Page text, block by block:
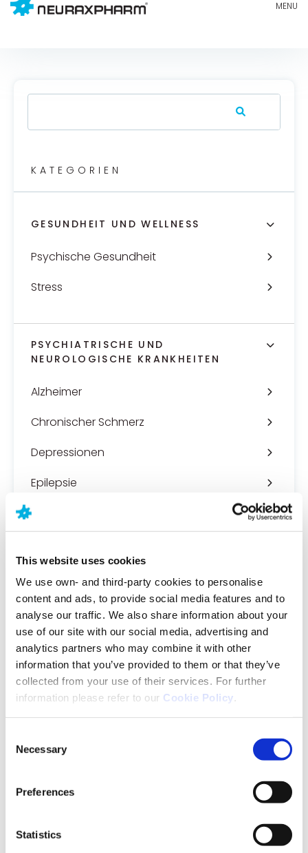
This website uses cookies
We use own- and third-party cookies to personalise
content and ads, to provide social media features and to
analyse our traffic. We also share information about your
use of our site with our social media, advertising and
analytics partners who may combine it with other
information that you’ve provided to them or that they’ve
collected from your use of their services. For further
information please refer to our Cookie Policy.
Selection
Necessary
Preferences
Statistics
KATEGORIEN
GESUNDHEIT UND WELLNESS
Psychische Gesundheit
Stress
PSYCHIATRISCHE UND
NEUROLOGISCHE KRANKHEITEN
Alzheimer
Chronischer Schmerz
Depressionen
Epilepsie
Artikel über Stress
Werfen Sie einen Blick in unsere Artikelauswahl und
entdecken Sie fachlich fundierte, vertrauenswürdige
und verständlich aufbereitete Informationen.